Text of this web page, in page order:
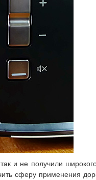
и не получили
сферу применения